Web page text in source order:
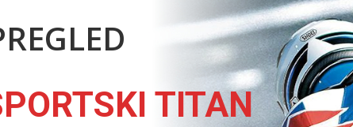
TITAN